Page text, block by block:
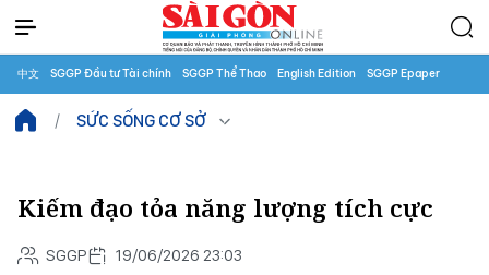
中文 SGGP Đầu tư Tài chính SGGP Thể Thao English Edition SGGP Epaper
SỨC SỐNG CƠ SỞ
Kiếm đạo tỏa năng lượng tích cực
SGGP 19/06/2026 23:03